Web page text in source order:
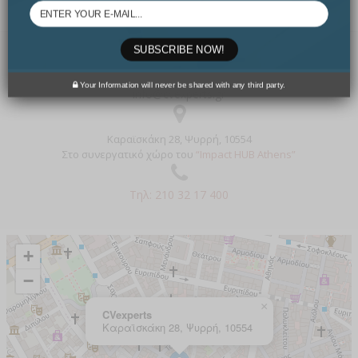
info@cvexperts.gr
Καραϊσκάκη 28, Ψυρρή, 10554
Στο συνεργατικό χώρο του “Impact HUB Athens”
Τηλ: 210 32 17 400
Your Information will never be shared with any third party.
SUBSCRIBE NOW!